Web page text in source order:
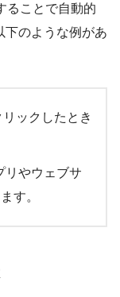
ることで自動的
下のような例があ
ックしたとき
リやウェブサ
す。